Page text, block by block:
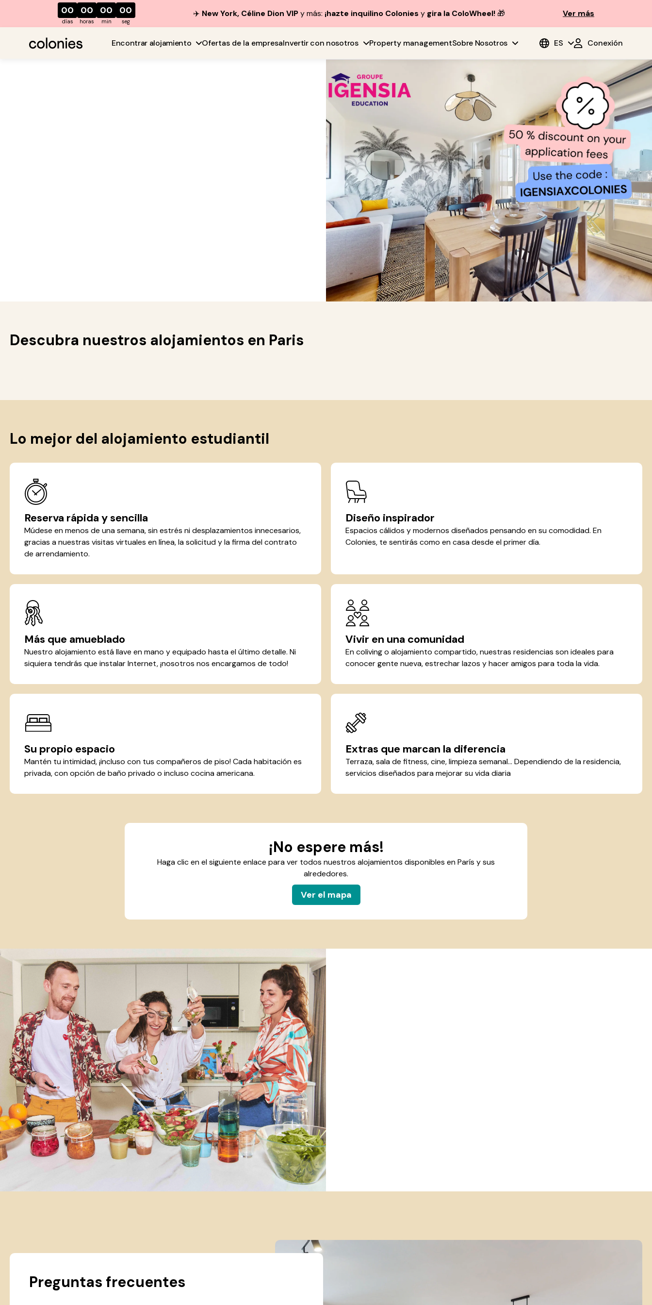
00
días
00
horas
00
min
00
seg
✈️ New York, Céline Dion VIPy más: ¡hazte inquilino Colonies y gira la ColoWheel! 🎁 Ver más
Encontrar alojamiento Ofertas de la empresaInvertir con nosotros Property managementSobre Nosotros ES Conexión
Descubra nuestros alojamientos en Paris
Lo mejor del alojamiento estudiantil
Reserva rápida y sencilla
Múdese en menos de una semana, sin estrés ni desplazamientos innecesarios,
gracias a nuestras visitas virtuales en línea, la solicitud y la firma del contrato
de arrendamiento.
Diseño inspirador
Espacios cálidos y modernos diseñados pensando en su comodidad. En
Colonies, te sentirás como en casa desde el primer día.
Más que amueblado
Nuestro alojamiento está llave en mano y equipado hasta el último detalle. Ni
siquiera tendrás que instalar Internet, ¡nosotros nos encargamos de todo!
Vivir en una comunidad
En coliving o alojamiento compartido, nuestras residencias son ideales para
conocer gente nueva, estrechar lazos y hacer amigos para toda la vida.
Su propio espacio
Mantén tu intimidad, ¡incluso con tus compañeros de piso! Cada habitación es
privada, con opción de baño privado o incluso cocina americana.
Extras que marcan la diferencia
Terraza, sala de fitness, cine, limpieza semanal... Dependiendo de la residencia,
servicios diseñados para mejorar su vida diaria
¡No espere más!
Haga clic en el siguiente enlace para ver todos nuestros alojamientos disponibles en París y sus
alrededores.
Ver el mapa
Preguntas frecuentes